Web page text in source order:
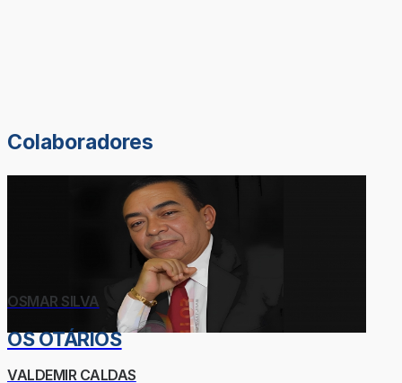
Colaboradores
OSMAR SILVA
OS OTÁRIOS
VALDEMIR CALDAS